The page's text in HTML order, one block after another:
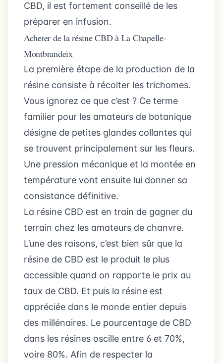
CBD, il est fortement conseillé de les
préparer en infusion.
Acheter de la résine CBD à La Chapelle-
Montbrandeix
La première étape de la production de la
résine consiste à récolter les trichomes.
Vous ignorez ce que c’est ? Ce terme
familier pour les amateurs de botanique
désigne de petites glandes collantes qui
se trouvent principalement sur les fleurs.
Une pression mécanique et la montée en
température vont ensuite lui donner sa
consistance définitive.
La résine CBD est en train de gagner du
terrain chez les amateurs de chanvre.
L’une des raisons, c’est bien sûr que la
résine de CBD est le produit le plus
accessible quand on rapporte le prix au
taux de CBD. Et puis la résine est
appréciée dans le monde entier depuis
des millénaires. Le pourcentage de CBD
dans les résines oscille entre 6 et 70%,
voire 80%. Afin de respecter la